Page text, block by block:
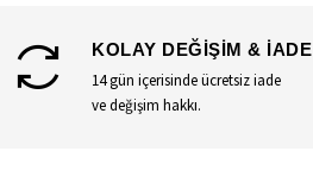
KOLAY DEĞİŞİM & İADE
14 gün içerisinde ücretsiz iade
ve değişim hakkı.